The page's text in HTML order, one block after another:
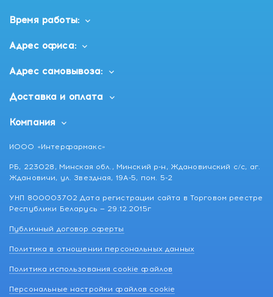
глюкометра позволяет легко считывать полученные
Комплектация:
Глюкометр
Ланцеты – 25шт. ;
Инструкция по эксплуатации на русском языке – 1
Блокнот для записи результатов измерений – 1 шт.;
Комплект элементов питания – 1 шт.
Время работы:
Адрес офиса:
Адрес самовывоза:
Доставка и оплата
Компания
ИООО «Интерфармакс»
РБ, 223028, Минская обл., Минский р-н, Ждановичский с/с, аг.
Ждановичи, ул. Звездная, 19А-5, пом. 5-2
УНП 800003702 Дата регистрации сайта в Торговом реестре
Республики Беларусь — 29.12.2015г
Публичный договор оферты
Политика в отношении персональных данных
Политика использования cookie файлов
Персональные настройки файлов cookie